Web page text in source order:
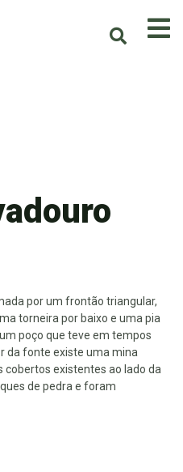
por um frontão triangular,
torneira por baixo e uma pia
poço que teve em tempos
da fonte existe uma mina
cobertos existentes ao lado da
de pedra e foram